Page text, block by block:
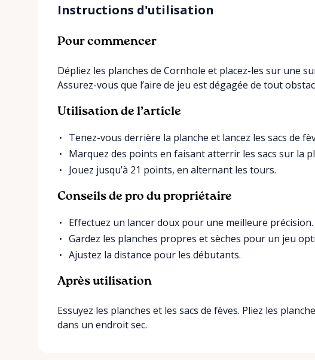
Instructions d'utilisation
Pour commencer
Dépliez les planches de Cornhole et placez-les sur une
Assurez-vous que l’aire de jeu est dégagée de tout
Utilisation de l’article
Tenez-vous derrière la planche et lancez les sacs de
Marquez des points en faisant atterrir les sacs sur la
Jouez jusqu’à 21 points, en alternant les tours.
Conseils de pro du propriétaire
Effectuez un lancer doux pour une meilleure précision.
Gardez les planches propres et sèches pour un jeu
Ajustez la distance pour les débutants.
Après utilisation
Essuyez les planches et les sacs de fèves. Pliez les
dans un endroit sec.